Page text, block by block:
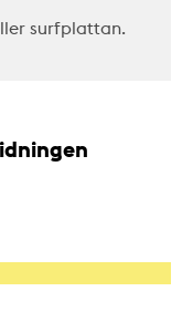
surfplattan.